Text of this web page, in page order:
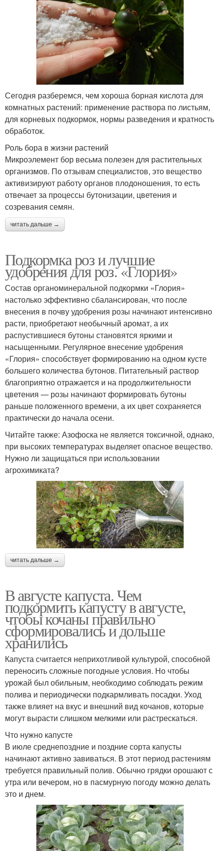
Сегодня разберемся, чем хороша борная кислота для
комнатных растений: применение раствора по листьям,
для корневых подкормок, нормы разведения и кратность
обработок.
Роль бора в жизни растений
Микроэлемент бор весьма полезен для растительных
организмов. По отзывам специалистов, это вещество
активизируют работу органов плодоношения, то есть
отвечает за процессы бутонизации, цветения и
созревания семян.
читать дальше →
Подкормка роз и лучшие
удобрения для роз. «Глория»
Состав органоминеральной подкормки «Глория»
настолько эффективно сбалансирован, что после
внесения в почву удобрения розы начинают интенсивно
расти, приобретают необычный аромат, а их
распустившиеся бутоны становятся яркими и
насыщенными. Регулярное внесение удобрения
«Глория» способствует формированию на одном кусте
большего количества бутонов. Питательный раствор
благоприятно отражается и на продолжительности
цветения — розы начинают формировать бутоны
раньше положенного времени, а их цвет сохраняется
практически до начала осени.
Читайте также: Азофоска не является токсичной, однако,
при высоких температурах выделяет опасное вещество.
Нужно ли защищаться при использовании
агрохимиката?
читать дальше →
В августе капуста. Чем
подкормить капусту в августе,
чтобы кочаны правильно
сформировались и дольше
хранились
Капуста считается неприхотливой культурой, способной
переносить сложные погодные условия. Но чтобы
урожай был обильным, необходимо соблюдать режим
полива и периодически подкармливать посадки. Уход
также влияет на вкус и внешний вид кочанов, которые
могут вырасти слишком мелкими или растрескаться.
Что нужно капусте
В июле среднепоздние и поздние сорта капусты
начинают активно завиваться. В этот период растениям
требуется правильный полив. Обычно грядки орошают с
утра или вечером, но в пасмурную погоду можно делать
это и днем.